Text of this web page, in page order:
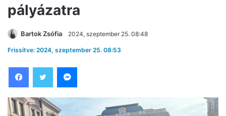
pályázatra
Bartok Zsófia 2024, szeptember 25. 08:48
Frissítve: 2024, szeptember 25. 08:53